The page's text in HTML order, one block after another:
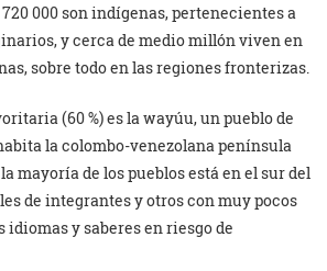
000 son indígenas, pertenecientes a
y cerca de medio millón viven en
sobre todo en las regiones fronterizas.
(60 %) es la wayúu, un pueblo de
la colombo-venezolana península
mayoría de los pueblos está en el sur del
de integrantes y otros con muy pocos
idiomas y saberes en riesgo de